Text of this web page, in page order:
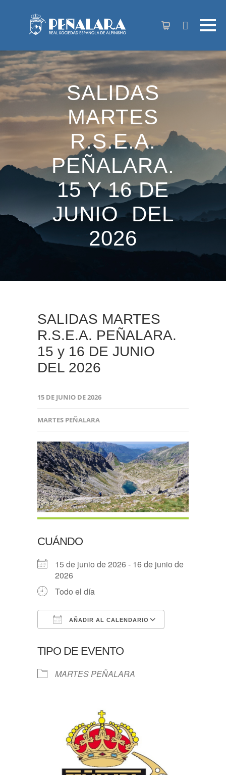
SALIDAS
MARTES
R.S.E.A.
PEÑALARA.
15 Y 16 DE
JUNIO DEL
2026
SALIDAS MARTES
R.S.E.A. PEÑALARA.
15 y 16 DE JUNIO
DEL 2026
15 DE JUNIO DE 2026
MARTES PEÑALARA
CUÁNDO
15 de junio de 2026 - 16 de junio de
2026
Todo el día
AÑADIR AL CALENDARIO
TIPO DE EVENTO
MARTES PEÑALARA